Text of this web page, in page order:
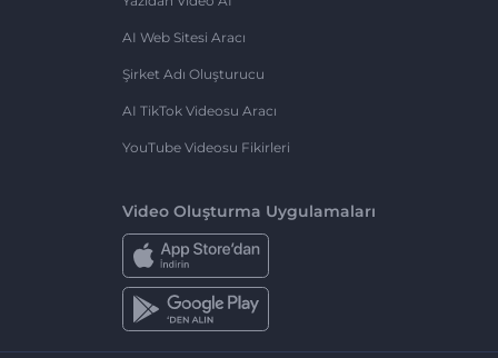
AI Web Sitesi Aracı
Şirket Adı Oluşturucu
AI TikTok Videosu Aracı
YouTube Videosu Fikirleri
Video Oluşturma Uygulamaları